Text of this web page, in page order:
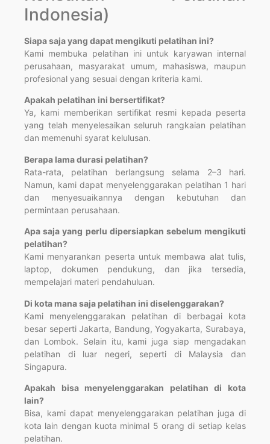
Indonesia)
Siapa saja yang dapat mengikuti pelatihan ini?
Kami membuka pelatihan ini untuk karyawan internal
perusahaan, masyarakat umum, mahasiswa, maupun
profesional yang sesuai dengan kriteria kami.
Apakah pelatihan ini bersertifikat?
Ya, kami memberikan sertifikat resmi kepada peserta
yang telah menyelesaikan seluruh rangkaian pelatihan
dan memenuhi syarat kelulusan.
Berapa lama durasi pelatihan?
Rata-rata, pelatihan berlangsung selama 2–3 hari.
Namun, kami dapat menyelenggarakan pelatihan 1 hari
dan menyesuaikannya dengan kebutuhan dan
permintaan perusahaan.
Apa saja yang perlu dipersiapkan sebelum mengikuti
pelatihan?
Kami menyarankan peserta untuk membawa alat tulis,
laptop, dokumen pendukung, dan jika tersedia,
mempelajari materi pendahuluan.
Di kota mana saja pelatihan ini diselenggarakan?
Kami menyelenggarakan pelatihan di berbagai kota
besar seperti Jakarta, Bandung, Yogyakarta, Surabaya,
dan Lombok. Selain itu, kami juga siap mengadakan
pelatihan di luar negeri, seperti di Malaysia dan
Singapura.
Apakah bisa menyelenggarakan pelatihan di kota
lain?
Bisa, kami dapat menyelenggarakan pelatihan juga di
kota lain dengan kuota minimal 5 orang di setiap kelas
pelatihan.